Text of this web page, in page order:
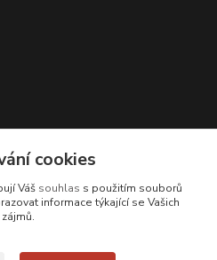
9-12 hod.)
cookies
Váš souhlas s použitím souborů
informace týkající se Vašich
zájmů.